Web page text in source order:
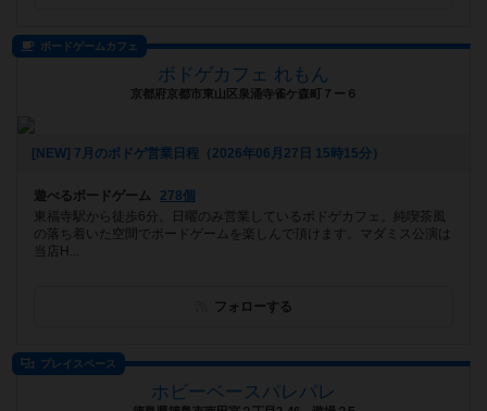
ボードゲームカフェ
ボドゲカフェ れもん
京都府京都市東山区泉涌寺雀ケ森町７ー６
[NEW] 7月のボドゲ営業日程（2026年06月27日 15時15分）
遊べるボードゲーム
278個
東福寺駅から徒歩6分。日曜のみ営業しているボドゲカフェ。純喫茶風
の落ち着いた空間でボードゲームを楽しんで頂けます。マダミス公演は
当店H...
フォローする
プレイスペース
ホビーベースパレパレ